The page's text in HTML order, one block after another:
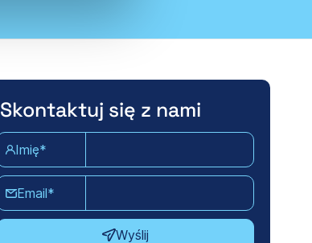
Skontaktuj się z nami
Imię*
Email*
Wyślij